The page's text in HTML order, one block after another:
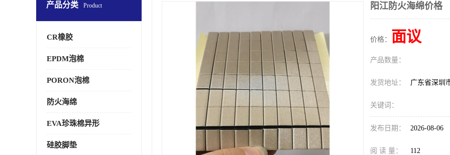
产品分类 Product
CR橡胶
EPDM泡棉
PORON泡棉
防火海绵
EVA珍珠棉异形
硅胶脚垫
阳江防火海绵价格
价格： 面议
产品数量：
发货地址： 广东省深圳
关键词：
发布日期： 2026-08-06
阅 读 量： 112